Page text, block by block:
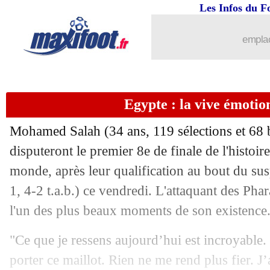
Les Infos du
Egypte : la vive
Mohamed Salah (34 ans, 119 sélections et 68
disputeront le premier 8e de finale de
monde, après leur qualification au bout du
1, 4-2 t.a.b.) ce vendredi. L'attaquant des
l'un des plus beaux moments de son existence.
"Ce que je ressens aujourd’hui est
porter ce maillot. Rien ne me rend plus fier.
: Messi salue le Cap-Vert
04/07 Cap-Vert: Bubista fier de son équipe
: un historique favorable en 8es
04/07 Allemagne: Klopp confirme des
04/07 Paraguay: nouvelle sortie raciste de
04/07 Argentine: la fin du 100% Messi
04/07 CdM: le Paraguay sauve les 3es